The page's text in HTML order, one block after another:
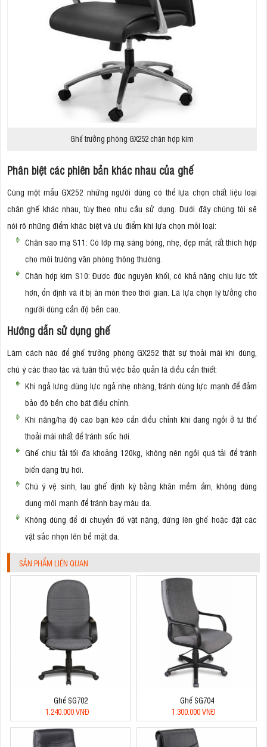
Ghế trưởng phòng GX252 chân hợp kim
Phân biệt các phiên bản khác nhau của ghế
Cùng một mẫu GX252 những người dùng có thể lựa chọn chất liệu loại
chân ghế khác nhau, tùy theo nhu cầu sử dụng. Dưới đây chúng tôi sẽ
nói rõ những điểm khác biệt và ưu điểm khi lựa chọn mỗi loại:
Chân sao mạ S11: Có lớp mạ sáng bóng, nhẹ, đẹp mắt, rất thích hợp
cho môi trường văn phòng thông thường.
Chân hợp kim S10: Được đúc nguyên khối, có khả năng chịu lực tốt
hơn, ổn định và ít bị ăn mòn theo thời gian. Là lựa chọn lý tưởng cho
người dùng cần độ bền cao.
Hướng dẫn sử dụng ghế
Làm cách nào để ghế trưởng phòng GX252 thật sự thoải mái khi dùng,
chú ý các thao tác và tuân thủ việc bảo quản là điều cần thiết:
Khi ngả lưng dùng lực ngả nhẹ nhàng, tránh dùng lực mạnh để đảm
bảo độ bền cho bát điều chỉnh.
Khi nâng/hạ độ cao bạn kéo cần điều chỉnh khi đang ngồi ở tư thế
thoải mái nhất để tránh sốc hơi.
Ghế chịu tải tối đa khoảng 120kg, không nên ngồi quá tải để tránh
biến dạng trụ hơi.
Chú ý vệ sinh, lau ghế định kỳ bằng khăn mềm ẩm, không dùng
dung môi mạnh để tránh bay màu da.
Không dùng để di chuyển đồ vật nặng, đứng lên ghế hoặc đặt các
vật sắc nhọn lên bề mặt da.
SẢN PHẨM LIÊN QUAN
Ghế SG702
1.240.000 VNĐ
Ghế SG704
1.300.000 VNĐ